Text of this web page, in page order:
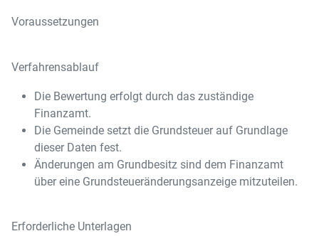
Voraussetzungen
Verfahrensablauf
Die Bewertung erfolgt durch das zuständige
Finanzamt.
Die Gemeinde setzt die Grundsteuer auf Grundlage
dieser Daten fest.
Änderungen am Grundbesitz sind dem Finanzamt
über eine Grundsteueränderungsanzeige mitzuteilen.
Erforderliche Unterlagen